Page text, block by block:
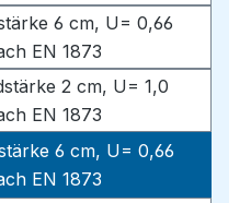
6 cm, U= 0,66
EN 1873
2 cm, U= 1,0
EN 1873
6 cm, U= 0,66
EN 1873